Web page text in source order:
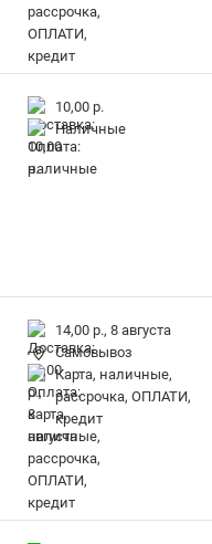
10,00 р.
наличные
14,00 р., 8 августа
Самовывоз
карта, наличные,
рассрочка, ОПЛАТИ,
кредит